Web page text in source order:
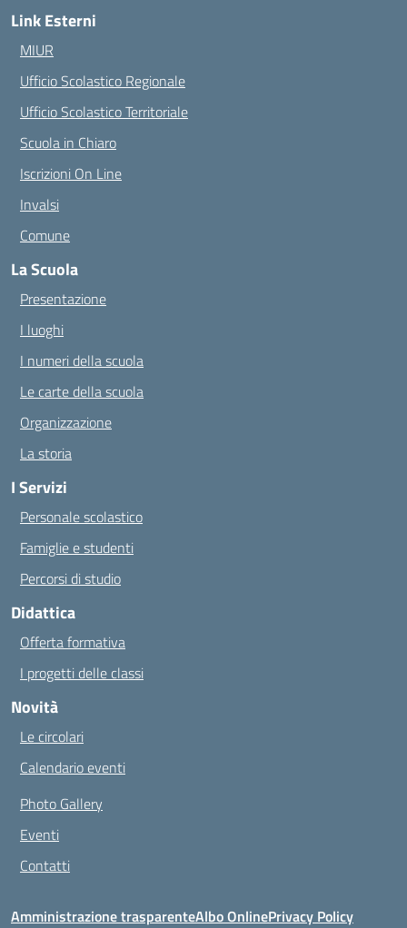
Link Esterni
MIUR
Ufficio Scolastico Regionale
Ufficio Scolastico Territoriale
Scuola in Chiaro
Iscrizioni On Line
Invalsi
Comune
La Scuola
Presentazione
I luoghi
I numeri della scuola
Le carte della scuola
Organizzazione
La storia
I Servizi
Personale scolastico
Famiglie e studenti
Percorsi di studio
Didattica
Offerta formativa
I progetti delle classi
Novità
Le circolari
Calendario eventi
Photo Gallery
Eventi
Contatti
Amministrazione trasparenteAlbo OnlinePrivacy Policy